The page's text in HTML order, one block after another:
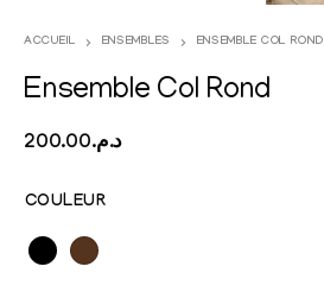
ACCUEIL ENSEMBLES ENSEMBLE COL ROND
Ensemble Col Rond
د.م.200.00
COULEUR